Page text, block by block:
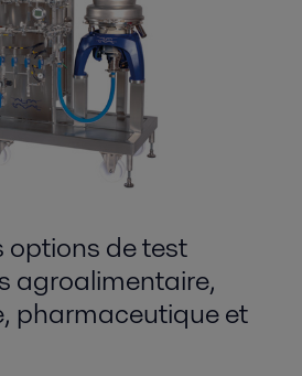
options de test
agroalimentaire,
pharmaceutique et